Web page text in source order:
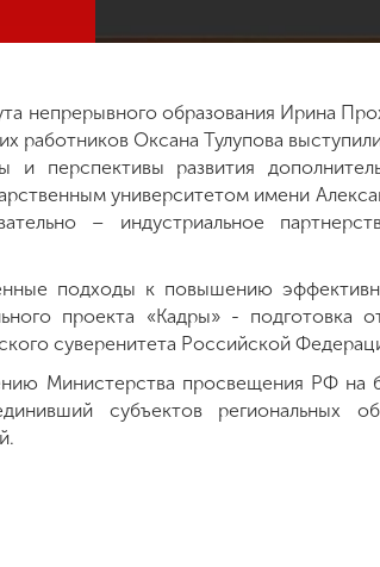
непрерывного образования Ирина
работников Оксана Тулупова
перспективы развития
университетом имени
– индустриальное
подходы к повышению
проекта «Кадры» - подготовка
суверенитета Российской
Министерства просвещения РФ на
субъектов региональных